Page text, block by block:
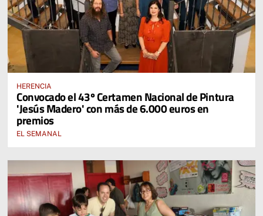
HERENCIA
Convocado el 43º Certamen Nacional de Pintura
'Jesús Madero' con más de 6.000 euros en
premios
EL SEMANAL